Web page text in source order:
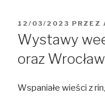
OPUBLIKOWANE
W
12/03/2023 PRZEZ
Wystawy
oraz
Wspaniałe wieści z